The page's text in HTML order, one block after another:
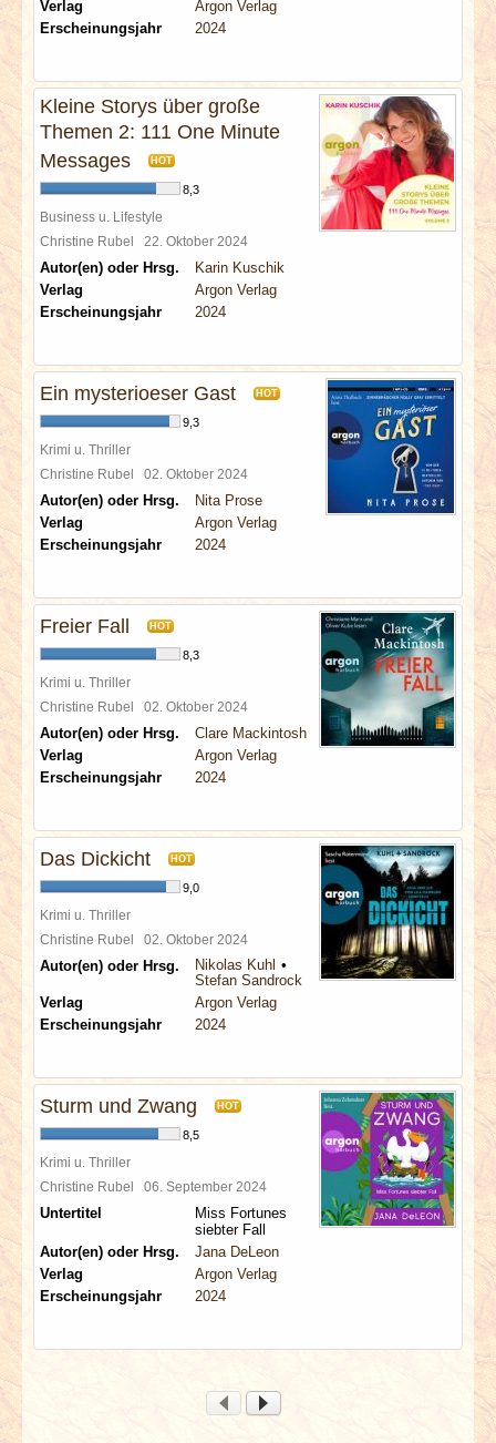
Verlag
Argon Verlag
Erscheinungsjahr
2024
Kleine Storys über große
Themen 2: 111 One Minute
Messages
HOT
8,3
Business u. Lifestyle
Christine Rubel 22. Oktober 2024
Autor(en) oder Hrsg.
Karin Kuschik
Verlag
Argon Verlag
Erscheinungsjahr
2024
Ein mysterioeser Gast HOT
9,3
Krimi u. Thriller
Christine Rubel 02. Oktober 2024
Autor(en) oder Hrsg.
Nita Prose
Verlag
Argon Verlag
Erscheinungsjahr
2024
Freier Fall HOT
8,3
Krimi u. Thriller
Christine Rubel 02. Oktober 2024
Autor(en) oder Hrsg.
Clare Mackintosh
Verlag
Argon Verlag
Erscheinungsjahr
2024
Das Dickicht HOT
9,0
Krimi u. Thriller
Christine Rubel 02. Oktober 2024
Autor(en) oder Hrsg.
Nikolas Kuhl
Stefan Sandrock
Verlag
Argon Verlag
Erscheinungsjahr
2024
Sturm und Zwang HOT
8,5
Krimi u. Thriller
Christine Rubel 06. September 2024
Untertitel
Miss Fortunes
siebter Fall
Autor(en) oder Hrsg.
Jana DeLeon
Verlag
Argon Verlag
Erscheinungsjahr
2024